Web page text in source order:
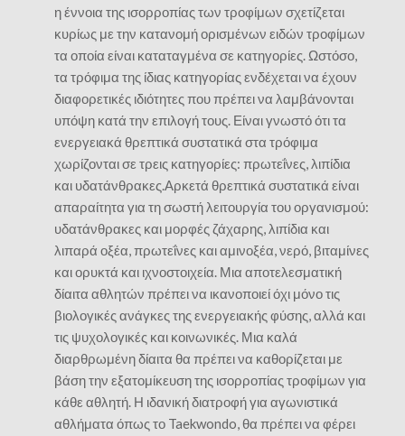
η έννοια της ισορροπίας των τροφίμων σχετίζεται
κυρίως με την κατανομή ορισμένων ειδών τροφίμων
τα οποία είναι καταταγμένα σε κατηγορίες. Ωστόσο,
τα τρόφιμα της ίδιας κατηγορίας ενδέχεται να έχουν
διαφορετικές ιδιότητες που πρέπει να λαμβάνονται
υπόψη κατά την επιλογή τους. Είναι γνωστό ότι τα
ενεργειακά θρεπτικά συστατικά στα τρόφιμα
χωρίζονται σε τρεις κατηγορίες: πρωτεΐνες, λιπίδια
και υδατάνθρακες.Αρκετά θρεπτικά συστατικά είναι
απαραίτητα για τη σωστή λειτουργία του οργανισμού:
υδατάνθρακες και μορφές ζάχαρης, λιπίδια και
λιπαρά οξέα, πρωτεΐνες και αμινοξέα, νερό, βιταμίνες
και ορυκτά και ιχνοστοιχεία. Μια αποτελεσματική
δίαιτα αθλητών πρέπει να ικανοποιεί όχι μόνο τις
βιολογικές ανάγκες της ενεργειακής φύσης, αλλά και
τις ψυχολογικές και κοινωνικές. Μια καλά
διαρθρωμένη δίαιτα θα πρέπει να καθορίζεται με
βάση την εξατομίκευση της ισορροπίας τροφίμων για
κάθε αθλητή. Η ιδανική διατροφή για αγωνιστικά
αθλήματα όπως το Taekwondo, θα πρέπει να φέρει